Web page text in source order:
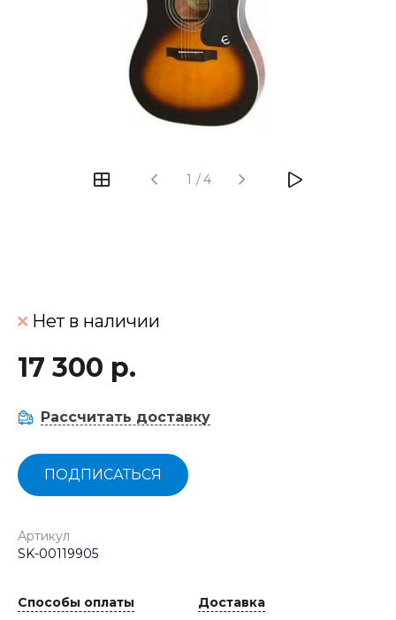
1 /4
Нет в наличии
17 300 р.
Рассчитать доставку
ПОДПИСАТЬСЯ
Артикул
SK-00119905
Способы оплаты Доставка